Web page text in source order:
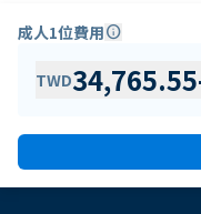
成人1位費用info
TWD34,765.55